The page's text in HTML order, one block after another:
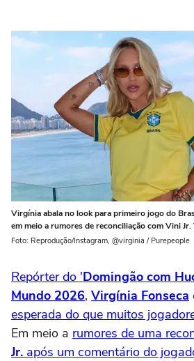
Virgínia abala no look para primeiro jogo do
em meio a rumores de reconciliação com Vini Jr.
Foto: Reprodução/Instagram, @virginia / Purepeople
Repórter do 'Domingão com
Mundo 2026, Virgínia Fonseca
esperada do que muitos
Em meio a rumores de uma
Jr. após um comentário do